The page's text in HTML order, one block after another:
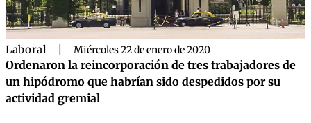
Laboral Miércoles 22 de enero de 2020
Ordenaron la reincorporación de tres trabajadores de
un hipódromo que habrían sido despedidos por su
actividad gremial